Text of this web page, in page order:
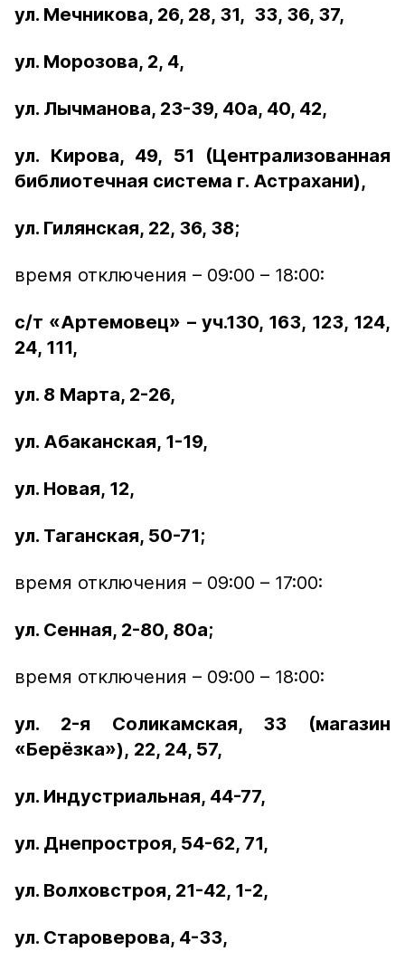
ул. Мечникова, 26, 28, 31, 33, 36, 37,
ул. Морозова, 2, 4,
ул. Лычманова, 23-39, 40а, 40, 42,
ул. Кирова, 49, 51 (Централизованная
библиотечная система г. Астрахани),
ул. Гилянская, 22, 36, 38;
время отключения – 09:00 – 18:00:
с/т «Артемовец» – уч.130, 163, 123, 124,
24, 111,
ул. 8 Марта, 2-26,
ул. Абаканская, 1-19,
ул. Новая, 12,
ул. Таганская, 50-71;
время отключения – 09:00 – 17:00:
ул. Сенная, 2-80, 80а;
время отключения – 09:00 – 18:00:
ул. 2-я Соликамская, 33 (магазин
«Берёзка»), 22, 24, 57,
ул. Индустриальная, 44-77,
ул. Днепростроя, 54-62, 71,
ул. Волховстроя, 21-42, 1-2,
ул. Староверова, 4-33,